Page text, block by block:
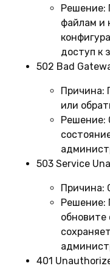
Решение:
файлам и
доступ к
502 Bad
Причина:
или
Решение:
503 Service
Причина:
Решение:
обновите
401